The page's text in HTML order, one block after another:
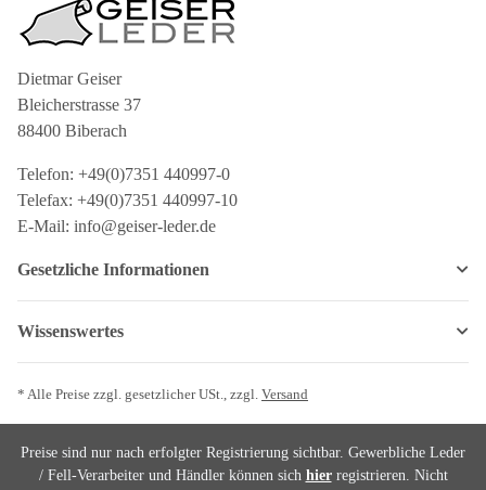
Dietmar Geiser
Bleicherstrasse 37
88400 Biberach
Telefon: +49(0)7351 440997-0
Telefax: +49(0)7351 440997-10
E-Mail: info@geiser-leder.de
Gesetzliche Informationen
Wissenswertes
* Alle Preise zzgl. gesetzlicher USt., zzgl. Versand
Preise sind nur nach erfolgter Registrierung sichtbar. Gewerbliche Leder
/ Fell-Verarbeiter und Händler können sich hierregistrieren. Nicht